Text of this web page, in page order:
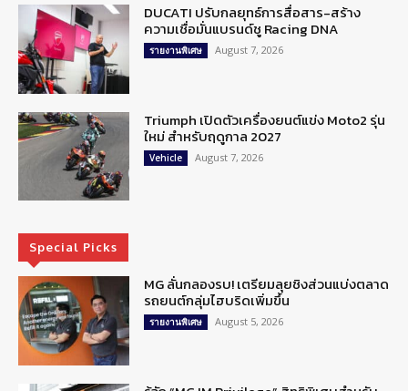
DUCATI ปรับกลยุทธ์การสื่อสาร-สร้าง
ความเชื่อมั่นแบรนด์ชู Racing DNA
รายงานพิเศษ August 7, 2026
Triumph เปิดตัวเครื่องยนต์แข่ง Moto2 รุ่น
ใหม่ สำหรับฤดูกาล 2027
Vehicle August 7, 2026
Special Picks
MG ลั่นกลองรบ! เตรียมลุยชิงส่วนแบ่งตลาด
รถยนต์กลุ่มไฮบริดเพิ่มขึ้น
รายงานพิเศษ August 5, 2026